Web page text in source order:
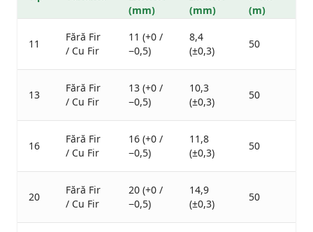
(mm)
(mm)
(m)
11
Fără Fir
/ Cu Fir
11 (+0 /
−0,5)
8,4
(±0,3)
50
13
Fără Fir
/ Cu Fir
13 (+0 /
−0,5)
10,3
(±0,3)
50
16
Fără Fir
/ Cu Fir
16 (+0 /
−0,5)
11,8
(±0,3)
50
20
Fără Fir
/ Cu Fir
20 (+0 /
−0,5)
14,9
(±0,3)
50